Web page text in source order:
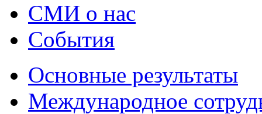
СМИ о нас
События
Основные результаты
Международное